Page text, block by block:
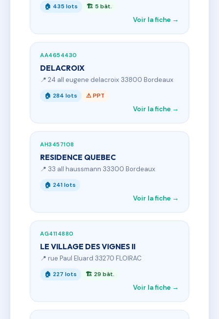
🏠 435 lots 🏗 5 bât.
Voir la fiche →
AA4654430
DELACROIX
📍 24 all eugene delacroix 33800 Bordeaux
🏠 284 lots ⚠ PPT
Voir la fiche →
AH3457108
RESIDENCE QUEBEC
📍 33 all haussmann 33300 Bordeaux
🏠 241 lots
Voir la fiche →
AG4114880
LE VILLAGE DES VIGNES II
📍 rue Paul Eluard 33270 FLOIRAC
🏠 227 lots 🏗 29 bât.
Voir la fiche →